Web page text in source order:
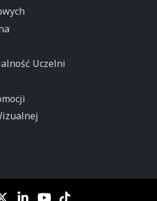
Uczelni